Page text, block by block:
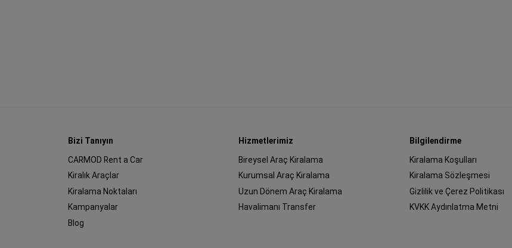
Bizi Tanıyın
CARMOD Rent a Car
Kiralık Araçlar
Kiralama Noktaları
Kampanyalar
Blog
Hizmetlerimiz
Bireysel Araç Kiralama
Kurumsal Araç Kiralama
Uzun Dönem Araç Kiralama
Havalimanı Transfer
Bilgilendirme
Kiralama Koşulları
Kiralama Sözleşmesi
Gizlilik ve Çerez Politikası
KVKK Aydınlatma Metni